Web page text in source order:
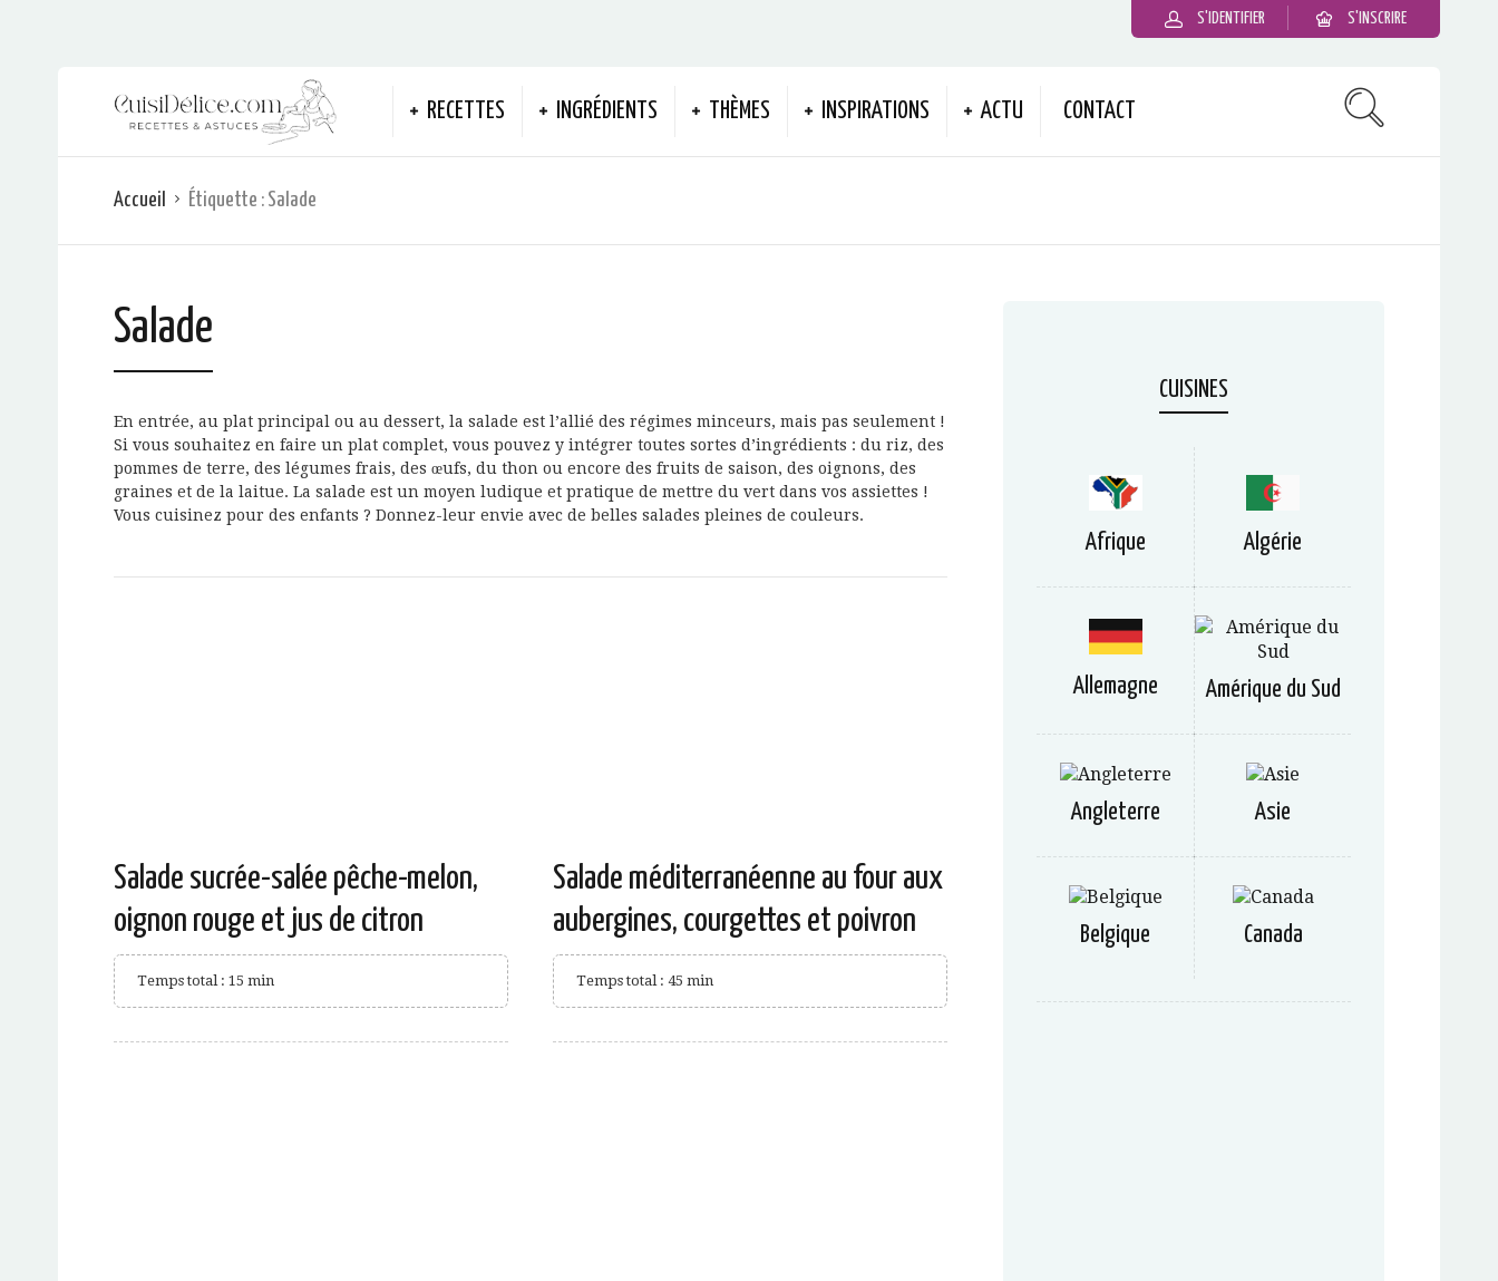
S'IDENTIFIER S'INSCRIRE
RECETTES INGRÉDIENTS THÈMES INSPIRATIONS ACTU CONTACT
Accueil Étiquette : Salade
Salade
En entrée, au plat principal ou au dessert, la salade est l’allié des régimes minceurs, mais pas seulement !
Si vous souhaitez en faire un plat complet, vous pouvez y intégrer toutes sortes d’ingrédients : du riz, des
pommes de terre, des légumes frais, des œufs, du thon ou encore des fruits de saison, des oignons, des
graines et de la laitue. La salade est un moyen ludique et pratique de mettre du vert dans vos assiettes !
Vous cuisinez pour des enfants ? Donnez-leur envie avec de belles salades pleines de couleurs.
Salade sucrée-salée pêche-melon,
oignon rouge et jus de citron
Temps total : 15 min
Salade méditerranéenne au four aux
aubergines, courgettes et poivron
Temps total : 45 min
CUISINES
Afrique Algérie
Allemagne Amérique du Sud
Angleterre Asie
Belgique Canada